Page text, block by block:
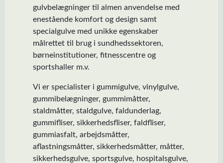
gulvbelægninger til almen anvendelse med
enestående komfort og design samt
specialgulve med unikke egenskaber
målrettet til brug i sundhedssektoren,
børneinstitutioner, fitnesscentre og
sportshaller m.v.
Vi er specialister i gummigulve, vinylgulve,
gummibelægninger, gummimåtter,
staldmåtter, staldgulve, faldunderlag,
gummifliser, sikkerhedsfliser, faldfliser,
gummiasfalt, arbejdsmåtter,
aflastningsmåtter, sikkerhedsmåtter, måtter,
sikkerhedsgulve, sportsgulve, hospitalsgulve,